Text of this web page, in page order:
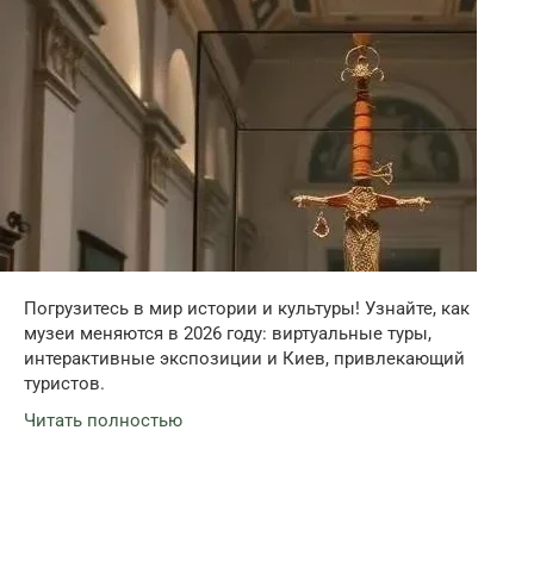
Погрузитесь в мир истории и культуры! Узнайте, как
музеи меняются в 2026 году: виртуальные туры,
интерактивные экспозиции и Киев, привлекающий
туристов.
Читать полностью